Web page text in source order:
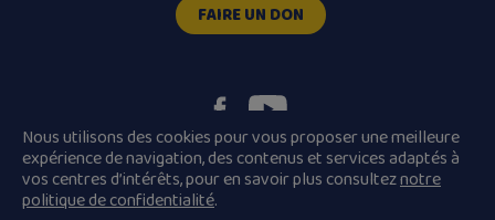
FAIRE UN DON
Plan du site
Mentions légales
Nous utilisons des cookies pour vous proposer une meilleure
expérience de navigation, des contenus et services adaptés à
vos centres d’intérêts, pour en savoir plus consulteznotre
politique de confidentialité.